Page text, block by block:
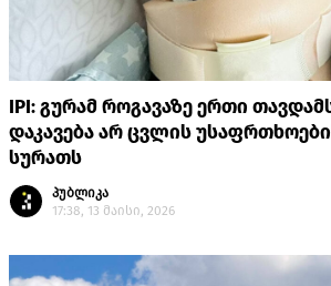
IPI: გურამ როგავაზე ერთი
დაკავება არ ცვლის
სურათს
პუბლიკა
17:38, 13 მაისი, 2026